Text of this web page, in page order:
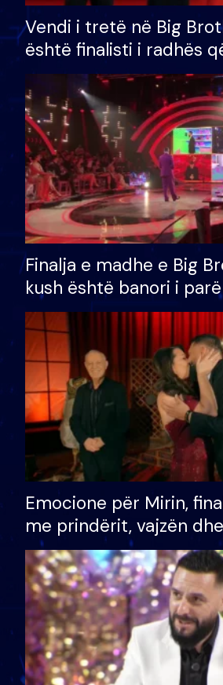
Vendi i tretë në Big
është finalisti i radhës
Finalja e madhe e Big
kush është banori i
shtëpinë dhe humb
të fituar çmimin e madh
Emocione për Mirin,
me prindërit, vajzën dhe
bashkëshorten: S’kemi
divorci apo jo?